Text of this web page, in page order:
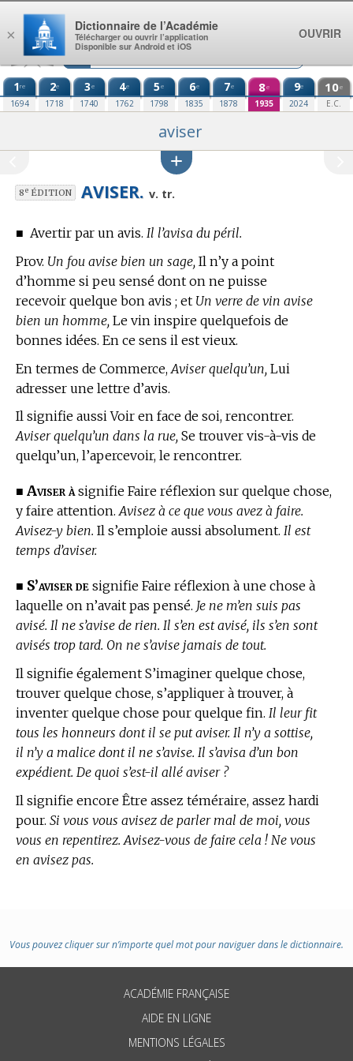
Aller au contenu
1re
1694
2e
1718
3e
1740
4e
1762
5e
1798
6e
1835
7e
1878
8e
1935
9e
2024
10e
E.C.
aviser
8eÉDITION AVISER. v. tr.
■ Avertir par un avis. Il l’avisa du péril.
Prov. Un fou avise bien un sage, Il n’y a point
d’homme si peu sensé dont on ne puisse
recevoir quelque bon avis ; et Un verre de vin avise
bien un homme, Le vin inspire quelquefois de
bonnes idées. En ce sens il est vieux.
En termes de Commerce, Aviser quelqu’un, Lui
adresser une lettre d’avis.
Il signifie aussi Voir en face de soi, rencontrer.
Aviser quelqu’un dans la rue, Se trouver vis-à-vis de
quelqu’un, l’apercevoir, le rencontrer.
■ Aviser àsignifie Faire réflexion sur quelque chose,
y faire attention.Avisez à ce que vous avez à faire.
Avisez-y bien. Il s’emploie aussi absolument. Il est
temps d’aviser.
■ S’aviser de signifie Faire réflexion à une chose à
laquelle on n’avait pas pensé. Je ne m’en suis pas
avisé. Il ne s’avise de rien. Il s’en est avisé, ils s’en sont
avisés trop tard. On ne s’avise jamais de tout.
Il signifie également S’imaginer quelque chose,
trouver quelque chose, s’appliquer à trouver, à
inventer quelque chose pour quelque fin. Il leur fit
tous les honneurs dont il se put aviser. Il n’y a sottise,
il n’y a malice dont il ne s’avise. Il s’avisa d’un bon
expédient. De quoi s’est-il allé aviser ?
Il signifie encore Être assez téméraire, assez hardi
pour. Si vous vous avisez de parler mal de moi, vous
vous en repentirez. Avisez-vous de faire cela ! Ne vous
en avisez pas.
Vous pouvez cliquer sur n’importe quel mot pour naviguer dans le dictionnaire.
ACADÉMIE FRANÇAISE
AIDE EN LIGNE
MENTIONS LÉGALES
×
Dictionnaire de l’Académie
Télécharger ou ouvrir l’application
Disponible sur Android et iOS
OUVRIR